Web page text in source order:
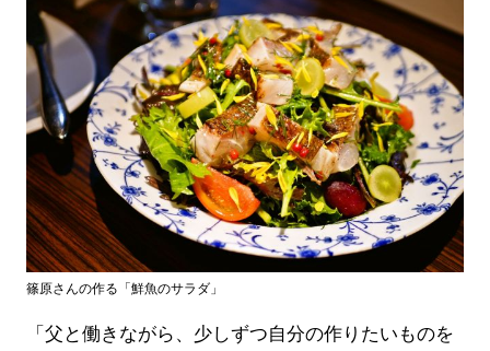
篠原さんの作る「鮮魚のサラダ」
「父と働きながら、少しずつ自分の作りたいものを